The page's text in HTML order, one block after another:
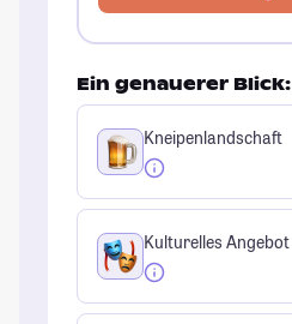
Ein genauerer Blick:
Kneipenlandschaft
Kulturelles Angebot